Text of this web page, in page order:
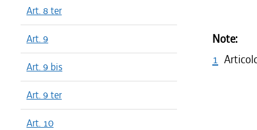
Art. 8 ter
Art. 9
Art. 9 bis
Art. 9 ter
Art. 10
Note:
1